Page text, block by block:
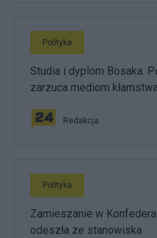
Polityka
Studia i dyplom Bosaka.
zarzuca mediom kłamstwa
Redakcja
Polityka
Zamieszanie w
odeszła ze stanowiska